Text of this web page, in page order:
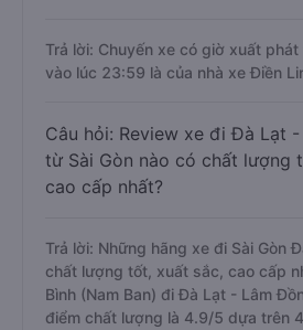
Trả lời: Chuyến xe có giờ xuất phát
vào lúc 23:59 là của nhà xe Điền
Câu hỏi: Review xe đi Đà Lạt
từ Sài Gòn nào có chất lượng
cao cấp nhất?
Trả lời: Những hãng xe đi Sài Gòn
chất lượng tốt, xuất sắc, cao cấp
Bình (Nam Ban) đi Đà Lạt - Lâm
điểm chất lượng là 4.9/5 dựa trên